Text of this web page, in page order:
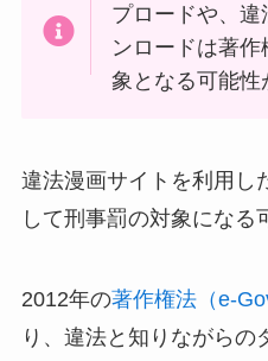
プロードや、違
ンロードは著
象となる可能性
違法漫画サイトを利用し
して刑事罰の対象になる
2012年の著作権法（e-
り、違法と知りながらの